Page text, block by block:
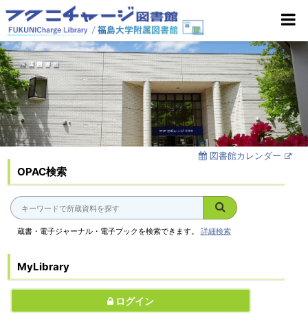
図書館カレンダー
OPAC検索
蔵書・電子ジャーナル・電子ブックを検索できます。 詳細検索
MyLibrary
ログイン